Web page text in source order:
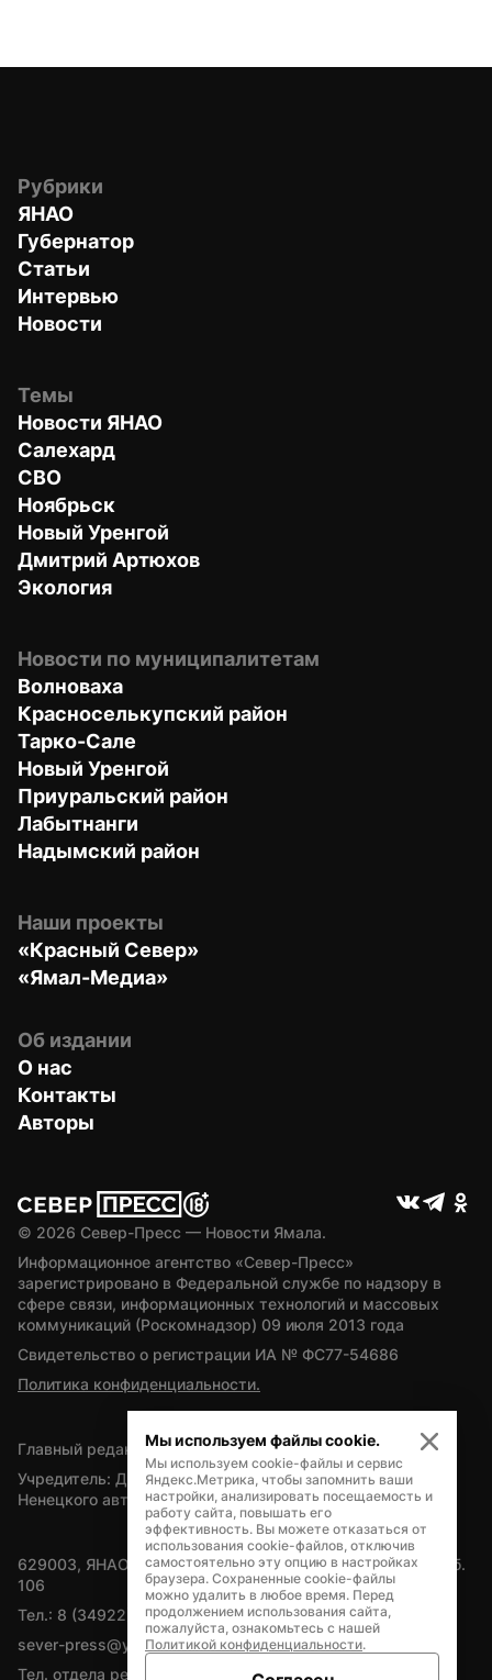
Рубрики
ЯНАО
Губернатор
Статьи
Интервью
Новости
Темы
Новости ЯНАО
Салехард
СВО
Ноябрьск
Новый Уренгой
Дмитрий Артюхов
Экология
Новости по муниципалитетам
Волноваха
Красноселькупский район
Тарко-Сале
Новый Уренгой
Приуральский район
Лабытнанги
Надымский район
Наши проекты
«Красный Север»
«Ямал-Медиа»
Об издании
О нас
Контакты
Авторы
© 2026 Север-Пресс — Новости Ямала.
Информационное агентство «Север-Пресс»
зарегистрировано в Федеральной службе по надзору в
сфере связи, информационных технологий и массовых
коммуникаций (Роскомнадзор) 09 июля 2013 года
Свидетельство о регистрации ИА № ФС77-54686
Политика конфиденциальности.
Главный редактор — А.Л. Поздеев
Учредитель: Департамент внутренней политики Ямало-
Ненецкого автономного округа
629003, ЯНАО, Салехард, мкр. Богдана Кнунянца, д.1, каб.
106
Тел.: 8 (34922) 71262
sever-press@yamal-media.ru
Тел. отдела рекламы: 8 (34922) 42728
Мы используем файлы cookie.
Мы используем cookie-файлы и сервис
Яндекс.Метрика, чтобы запомнить ваши
настройки, анализировать посещаемость и
работу сайта, повышать его
эффективность. Вы можете отказаться от
использования cookie-файлов, отключив
самостоятельно эту опцию в настройках
браузера. Сохраненные cookie-файлы
можно удалить в любое время. Перед
продолжением использования сайта,
пожалуйста, ознакомьтесь с нашей
Политикой конфиденциальности.